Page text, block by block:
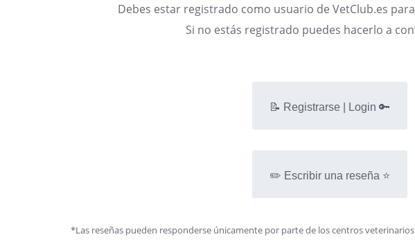
Debes estar registrado como usuario de VetClub.es
Si no estás registrado puedes hacerlo a
📝 Registrarse | Login 🔑
✏️ Escribir una reseña ⭐
*Las reseñas pueden responderse únicamente por parte de los centros